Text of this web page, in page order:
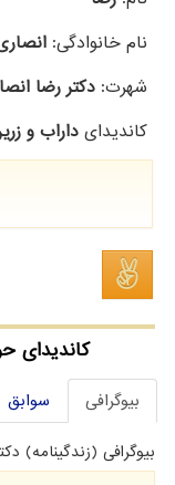
نام خانوادگی:
شهرت: دکتر رضا
کاندیدای داراب و
کاندیدای
بیوگرافی سوابق
بیوگرافی (زندگینامه)